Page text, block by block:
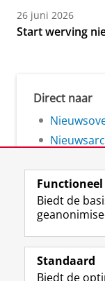
26 juni 2026
Start werving
Direct naar
Volg
Functioneel
Biedt de
Standaard
Biedt de